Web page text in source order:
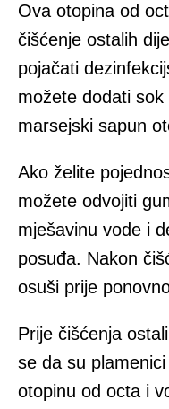
Ova otopina od
čišćenje ostalih
pojačati
možete dodati
marsejski sapun
Ako želite
možete odvojiti
mješavinu vode i
posuđa. Nakon
osuši prije
Prije čišćenja
se da su
otopinu od octa i